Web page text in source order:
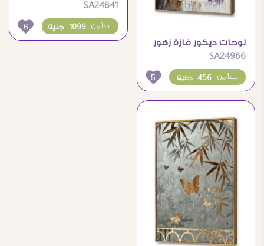
لوحات ديكور فازة زهور
ملونة
SA24986
456 جنيه يبدأ من 5
الالوان
SA24841
1099 جنيه يبدأ من 6